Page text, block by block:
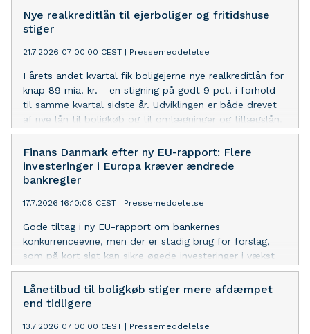
Nye realkreditlån til ejerboliger og fritidshuse
stiger
21.7.2026 07:00:00 CEST | Pressemeddelelse
I årets andet kvartal fik boligejerne nye realkreditlån for
knap 89 mia. kr. - en stigning på godt 9 pct. i forhold
til samme kvartal sidste år. Udviklingen er både drevet
af nye lån til boligkøb og til omlægninger og tillægslån.
Det viser de nyeste tal fra Finans Danmark.
Finans Danmark efter ny EU-rapport: Flere
investeringer i Europa kræver ændrede
bankregler
17.7.2026 16:10:08 CEST | Pressemeddelelse
Gode tiltag i ny EU-rapport om bankernes
konkurrenceevne, men der er stadig brug for forslag,
som på kort sigt kan sikre øgede investeringer i vækst
og styrket konkurrenceevne i Europa, lyder det fra
Finans Danmark.
Lånetilbud til boligkøb stiger mere afdæmpet
end tidligere
13.7.2026 07:00:00 CEST | Pressemeddelelse